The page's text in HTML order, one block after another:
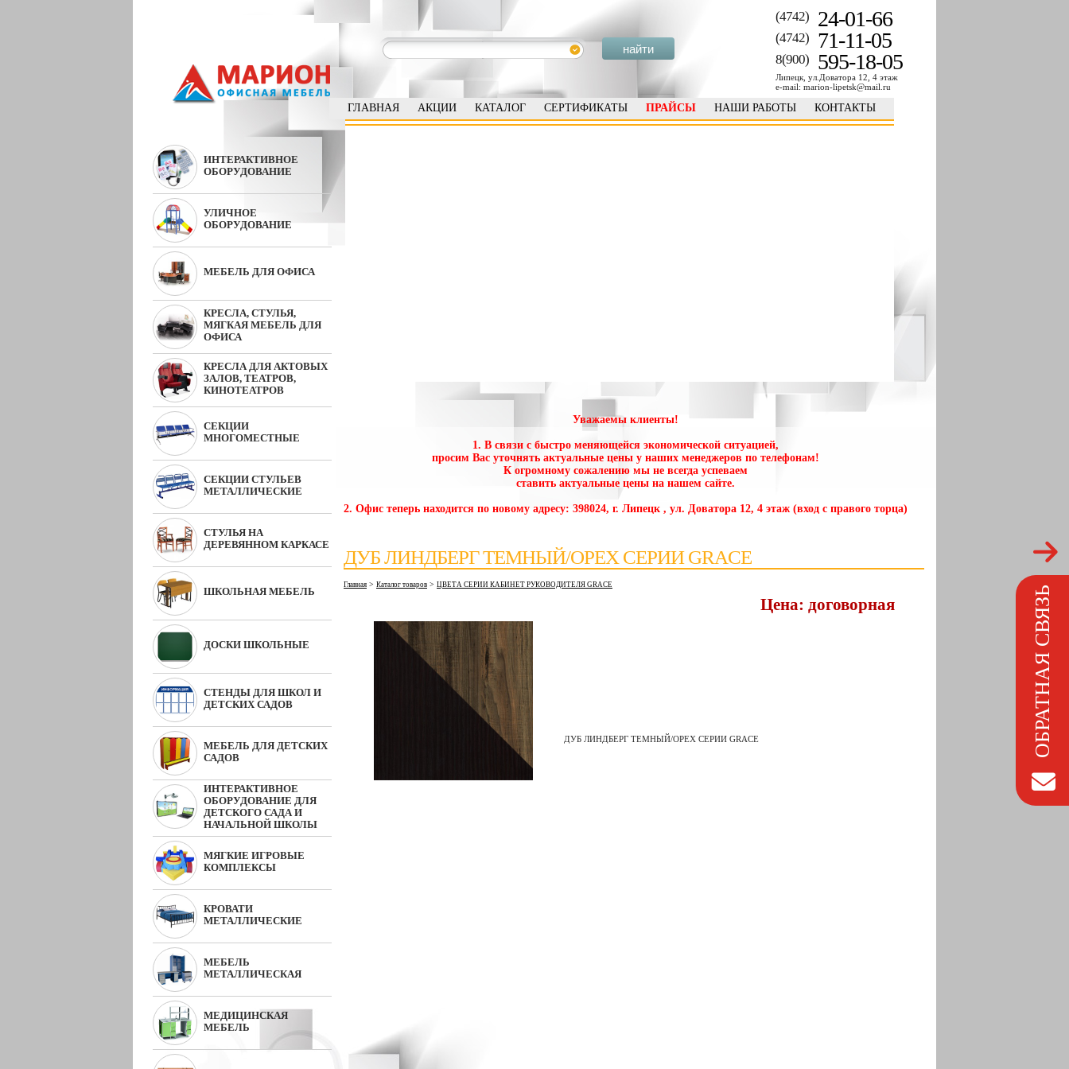
ОБРАТНАЯ СВЯЗЬ
(4742) 24-01-66
(4742) 71-11-05
8(900) 595-18-05
Липецк, ул.Доватора 12, 4 этаж
e-mail: marion-lipetsk@mail.ru
ГЛАВНАЯ АКЦИИ КАТАЛОГ СЕРТИФИКАТЫ ПРАЙСЫ НАШИ РАБОТЫ КОНТАКТЫ
ИНТЕРАКТИВНОЕ
ОБОРУДОВАНИЕ
УЛИЧНОЕ
ОБОРУДОВАНИЕ
МЕБЕЛЬ ДЛЯ ОФИСА
КРЕСЛА, СТУЛЬЯ,
МЯГКАЯ МЕБЕЛЬ ДЛЯ
ОФИСА
КРЕСЛА ДЛЯ АКТОВЫХ
ЗАЛОВ, ТЕАТРОВ,
КИНОТЕАТРОВ
СЕКЦИИ
МНОГОМЕСТНЫЕ
СЕКЦИИ СТУЛЬЕВ
МЕТАЛЛИЧЕСКИЕ
СТУЛЬЯ НА
ДЕРЕВЯННОМ КАРКАСЕ
ШКОЛЬНАЯ МЕБЕЛЬ
ДОСКИ ШКОЛЬНЫЕ
СТЕНДЫ ДЛЯ ШКОЛ И
ДЕТСКИХ САДОВ
МЕБЕЛЬ ДЛЯ ДЕТСКИХ
САДОВ
ИНТЕРАКТИВНОЕ
ОБОРУДОВАНИЕ ДЛЯ
ДЕТСКОГО САДА И
НАЧАЛЬНОЙ ШКОЛЫ
МЯГКИЕ ИГРОВЫЕ
КОМПЛЕКСЫ
КРОВАТИ
МЕТАЛЛИЧЕСКИЕ
МЕБЕЛЬ
МЕТАЛЛИЧЕСКАЯ
МЕДИЦИНСКАЯ
МЕБЕЛЬ
Уважаемы клиенты!
1. В связи с быстро меняющейся экономической ситуацией,
просим Вас уточнять актуальные цены у наших менеджеров по телефонам!
К огромному сожалению мы не всегда успеваем
ставить актуальные цены на нашем сайте.
2. Офис теперь находится по новому адресу: 398024, г. Липецк , ул. Доватора 12, 4 этаж (вход с правого торца)
ДУБ ЛИНДБЕРГ ТЕМНЫЙ/ОРЕХ СЕРИИ GRACE
Главная > Каталог товаров > ЦВЕТА СЕРИИ КАБИНЕТ РУКОВОДИТЕЛЯ GRACE
Цена: договорная
ДУБ ЛИНДБЕРГ ТЕМНЫЙ/ОРЕХ СЕРИИ GRACE